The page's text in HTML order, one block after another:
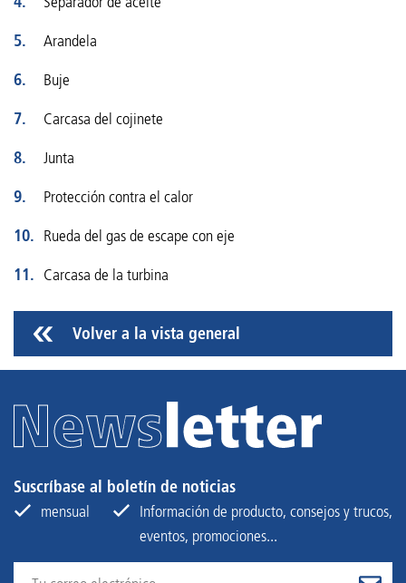
Arandela
Buje
Carcasa del cojinete
Junta
Protección contra el calor
Rueda del gas de escape con eje
Carcasa de la turbina
Volver a la vista general
Suscríbase al boletín de noticias
mensual
Información de producto, consejos y trucos,
eventos, promociones...